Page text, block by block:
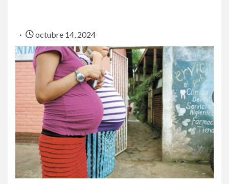
octubre 14, 2024